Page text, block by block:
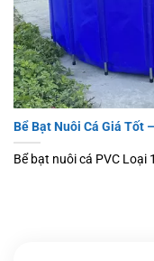
Bể Bạt Nuôi Cá Giá Tốt
Bể bạt nuôi cá PVC